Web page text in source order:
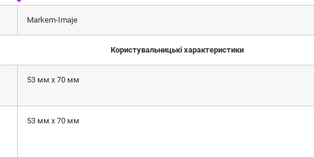
Markem-Imaje
Користувальницькі характеристики
53 мм x 70 мм
53 мм x 70 мм